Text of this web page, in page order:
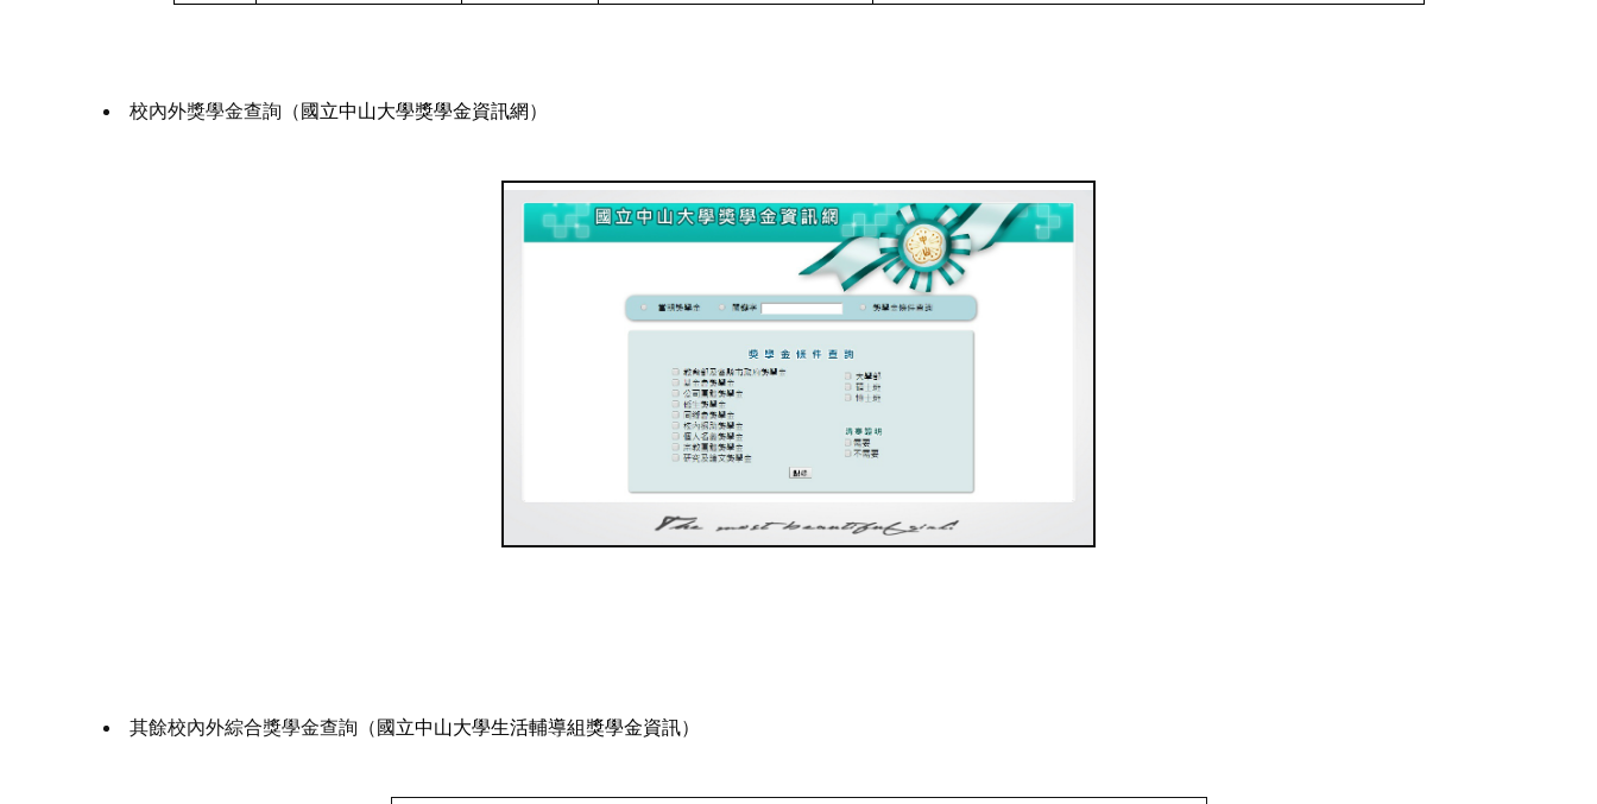
校內外獎學金查詢（ 國立中山大學獎學金資訊網 ）
其餘校內外綜合獎學金查詢（ 國立中山大學生活輔導組獎學金資訊）